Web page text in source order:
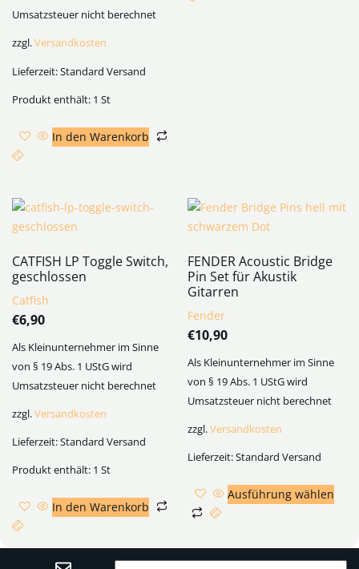
Umsatzsteuer nicht berechnet
zzgl.Versandkosten
Lieferzeit:Standard Versand
Produkt enthält: 1 St
In den Warenkorb
CATFISH LP Toggle Switch,
geschlossen
Catfish
€6,90
Als Kleinunternehmer im Sinne
von § 19 Abs. 1 UStG wird
Umsatzsteuer nicht berechnet
zzgl.Versandkosten
Lieferzeit:Standard Versand
Produkt enthält: 1 St
In den Warenkorb
FENDER Acoustic Bridge
Pin Set für Akustik
Gitarren
Fender
€10,90
Als Kleinunternehmer im Sinne
von § 19 Abs. 1 UStG wird
Umsatzsteuer nicht berechnet
zzgl.Versandkosten
Lieferzeit:Standard Versand
Ausführung wählen